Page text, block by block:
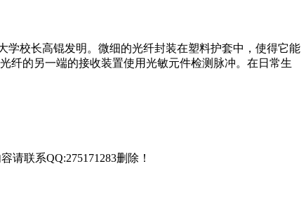
学校长高锟发明。微细的光纤封装在塑料护套中，使得它能
纤的另一端的接收装置使用光敏元件检测脉冲。在日常生
请联系QQ:275171283删除！